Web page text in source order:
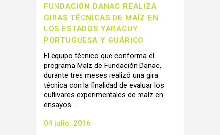
FUNDACIÓN DANAC REALIZA
GIRAS TÉCNICAS DE MAÍZ EN
LOS ESTADOS YARACUY,
PORTUGUESA Y GUÁRICO
El equipo técnico que conforma el
programa Maíz de Fundación Danac,
durante tres meses realizó una gira
técnica con la finalidad de evaluar los
cultivares experimentales de maíz en
ensayos ...
04 julio, 2016